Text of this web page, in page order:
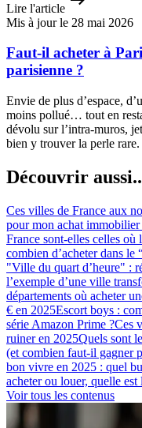
Lire l'article
Mis à jour le 28 mai 2026
Faut-il acheter à
parisienne ?
Envie de plus d’espace,
moins pollué… tout en
dévolu sur l’intra-muros,
bien y trouver la perle rare.
Découvrir
Ces villes de France aux
pour mon achat immobilier
France sont-elles celles
combien d’acheter dans
"Ville du quart d’heure" :
l’exemple d’une ville
départements où acheter
€ en 2025Escort boys :
série Amazon Prime ?Ces
ruiner en 2025Quels sont
(et combien faut-il gagner
bon vivre en 2025 : quel
acheter ou louer, quelle
Voir tous les contenus